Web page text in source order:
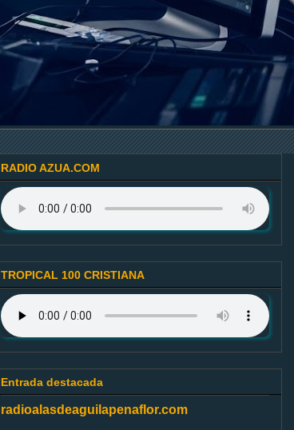
RADIO AZUA.COM
TROPICAL 100 CRISTIANA
Entrada destacada
radioalasdeaguilapenaflor.com